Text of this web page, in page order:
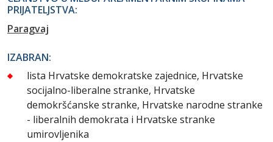
PRIJATELJSTVA:
Paragvaj
IZABRAN:
lista Hrvatske demokratske zajednice, Hrvatske
socijalno-liberalne stranke, Hrvatske
demokršćanske stranke, Hrvatske narodne stranke
- liberalnih demokrata i Hrvatske stranke
umirovljenika